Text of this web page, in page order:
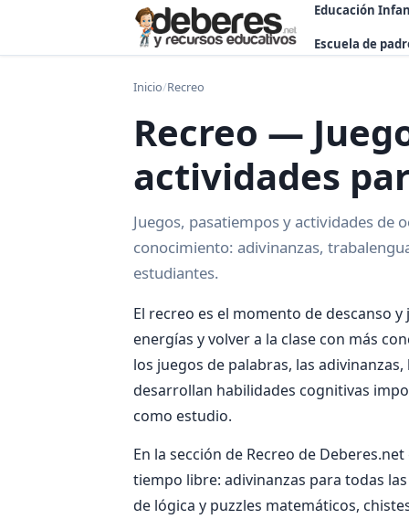
Educación
Escuela de
Inicio/Recreo
Recreo —
actividades
Juegos, pasatiempos y actividades de
conocimiento: adivinanzas,
estudiantes.
El recreo es el momento de descanso
energías y volver a la clase con más
los juegos de palabras, las
desarrollan habilidades cognitivas
como estudio.
En la sección de Recreo de
tiempo libre: adivinanzas para todas
de lógica y puzzles matemáticos,